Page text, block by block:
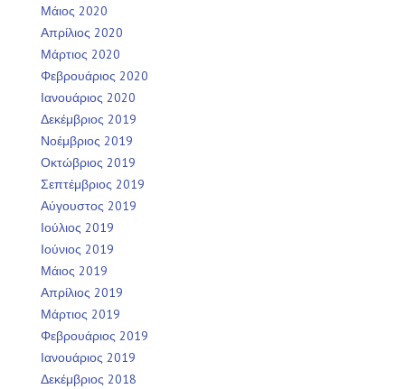
Μάιος 2020
Απρίλιος 2020
Μάρτιος 2020
Φεβρουάριος 2020
Ιανουάριος 2020
Δεκέμβριος 2019
Νοέμβριος 2019
Οκτώβριος 2019
Σεπτέμβριος 2019
Αύγουστος 2019
Ιούλιος 2019
Ιούνιος 2019
Μάιος 2019
Απρίλιος 2019
Μάρτιος 2019
Φεβρουάριος 2019
Ιανουάριος 2019
Δεκέμβριος 2018